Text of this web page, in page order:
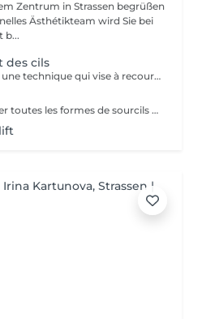
Zentrum in Strassen begrüßen
b...
des cils
Le rehaussement de cils est une technique qui vise à recourber et à allonger les cils afin d'apporter un effet mascara au regard. Le regard est plus ouvert et plus lumineux.
Le browlift vise à restructurer toutes les formes de sourcils et à mettre en valeur leur caractère naturel, ce qui a pour effet d'intensifier le regard.